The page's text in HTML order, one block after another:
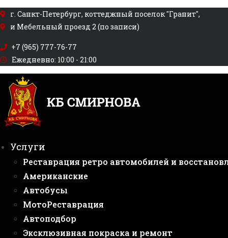
Перейти
к
г. Санкт-Петербург, коттеджный поселок "Гранит",
и Мебельный проезд 2 (по записи)
+7 (965) 777-76-77
Ежедневно: 10:00 - 21:00
Услуги
Реставрация ретро автомобилей и
Американские
Автобусы
МотоРеставрация
Автоподбор
Эксклюзивная покраска и ремонт